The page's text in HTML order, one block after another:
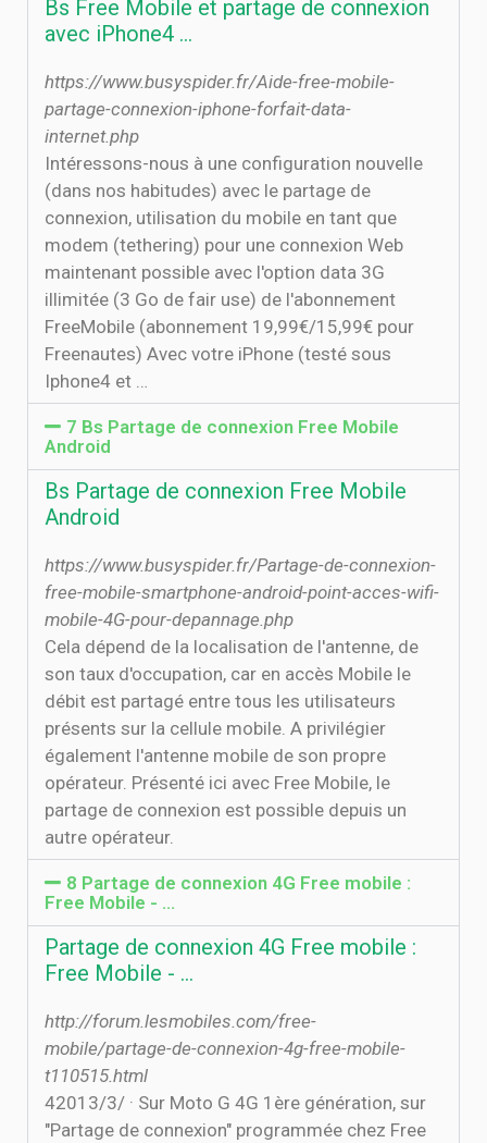
Bs Free Mobile et partage de connexion
avec iPhone4 …
https://www.busyspider.fr/Aide-free-mobile-
partage-connexion-iphone-forfait-data-
internet.php
Intéressons-nous à une configuration nouvelle
(dans nos habitudes) avec le partage de
connexion, utilisation du mobile en tant que
modem (tethering) pour une connexion Web
maintenant possible avec l'option data 3G
illimitée (3 Go de fair use) de l'abonnement
FreeMobile (abonnement 19,99€/15,99€ pour
Freenautes) Avec votre iPhone (testé sous
Iphone4 et …
7 Bs Partage de connexion Free Mobile
Android
Bs Partage de connexion Free Mobile
Android
https://www.busyspider.fr/Partage-de-connexion-
free-mobile-smartphone-android-point-acces-wifi-
mobile-4G-pour-depannage.php
Cela dépend de la localisation de l'antenne, de
son taux d'occupation, car en accès Mobile le
débit est partagé entre tous les utilisateurs
présents sur la cellule mobile. A privilégier
également l'antenne mobile de son propre
opérateur. Présenté ici avec Free Mobile, le
partage de connexion est possible depuis un
autre opérateur.
8 Partage de connexion 4G Free mobile :
Free Mobile - …
Partage de connexion 4G Free mobile :
Free Mobile - …
http://forum.lesmobiles.com/free-
mobile/partage-de-connexion-4g-free-mobile-
t110515.html
4‏‏/3‏‏/2013 · Sur Moto G 4G 1ère génération, sur
"Partage de connexion" programmée chez Free